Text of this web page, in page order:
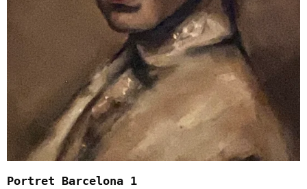
Portret Barcelona 1